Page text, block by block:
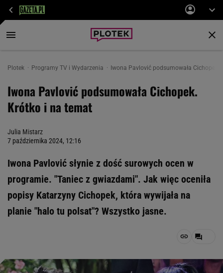
Plotek Programy TV i Wydarzenia Iwona Pavlović podsumowała Cichopek.
Iwona Pavlović podsumowała Cichopek.
Krótko i na temat
Julia Mistarz
7 października 2024, 12:16
Iwona Pavlović słynie z dość surowych ocen w
programie. "Taniec z gwiazdami". Jak więc oceniła
popisy Katarzyny Cichopek, która wywijała na
planie "halo tu polsat"? Wszystko jasne.